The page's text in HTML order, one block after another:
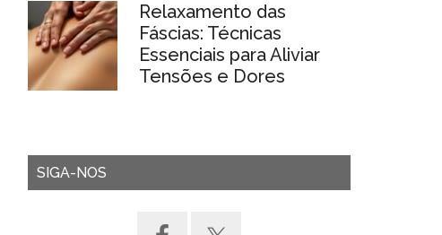
Relaxamento das
Fáscias: Técnicas
Essenciais para Aliviar
Tensões e Dores
SIGA-NOS